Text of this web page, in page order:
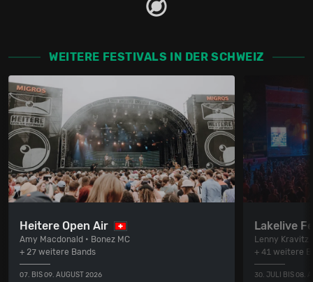
WEITERE FESTIVALS IN DER SCHWEIZ
Heitere Open Air
Amy Macdonald • Bonez MC
+ 27 weitere Bands
07. BIS 09. AUGUST 2026
Lakelive
Lenny Kravitz
+ 41 weitere
30. JULI BIS 08.